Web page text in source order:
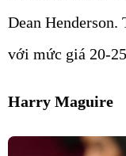
Dean
với mức giá 20-
Harry Maguire